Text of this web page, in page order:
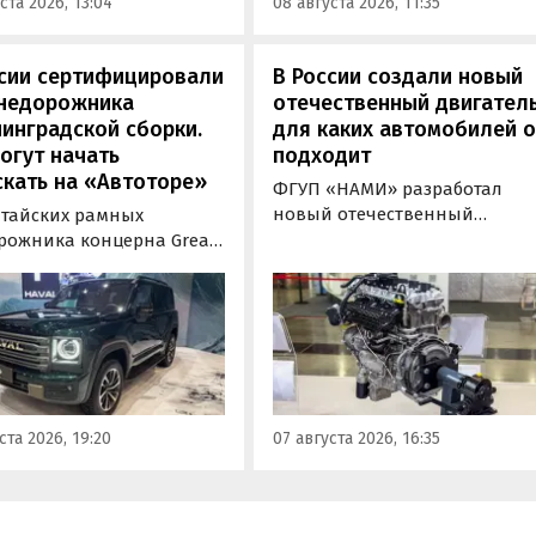
на учет в ГАИ.
сборки, стоящие на одном из
«Автоновости дня».
сертифицировали
сборки.
начать
на «Автоторе»
рамных
концерна Great
заводе
Речь о Haval H9,
и Tank 500, которые
прошли
и получили
типа
средства (ОТТС).
2026, 19:20
В России создали новый
отечественный
для каких автомобилей
подходит
ФГУП «НАМИ» разработал
новый отечественный
получивший индекс 414320.
Корреспонденту
«Автоновостей дня» удалось
лично ознакомиться с
новинкой на выставке
«Иннопром» в
07 августа 2026, 16:35